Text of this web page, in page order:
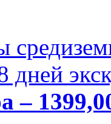
дней
–